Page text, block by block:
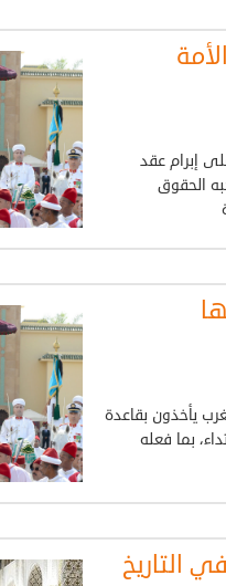
إبرام عقد
الحقوق
يأخذون بقاعدة
بما فعله
التاريخ